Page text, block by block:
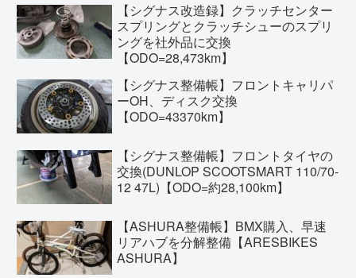
【シグナス改造録】クラッチセンター
スプリングとクラッチシューのスプリ
ングを社外品に交換
【ODO=28,473km】
【シグナス整備帳】フロントキャリパ
ーOH、ディスク交換
【ODO=43370km】
【シグナス整備帳】フロントタイヤの
交換(DUNLOP SCOOTSMART 110/70-
12 47L)【ODO=約28,100km】
【ASHURA整備帳】BMX購入、早速
リアハブを分解整備【ARESBIKES
ASHURA】